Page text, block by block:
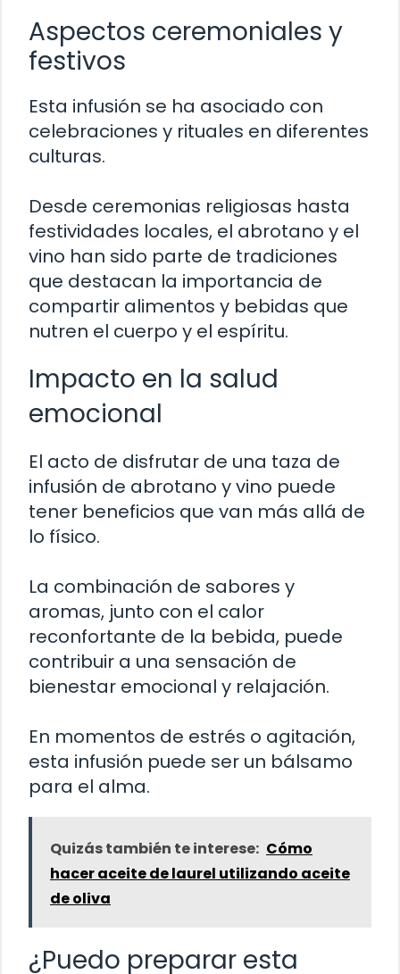
Aspectos ceremoniales y
festivos
Esta infusión se ha asociado con
celebraciones y rituales en diferentes
culturas.
Desde ceremonias religiosas hasta
festividades locales, el abrotano y el
vino han sido parte de tradiciones
que destacan la importancia de
compartir alimentos y bebidas que
nutren el cuerpo y el espíritu.
Impacto en la salud
emocional
El acto de disfrutar de una taza de
infusión de abrotano y vino puede
tener beneficios que van más allá de
lo físico.
La combinación de sabores y
aromas, junto con el calor
reconfortante de la bebida, puede
contribuir a una sensación de
bienestar emocional y relajación.
En momentos de estrés o agitación,
esta infusión puede ser un bálsamo
para el alma.
Quizás también te interese: Cómo
hacer aceite de laurel utilizando aceite
de oliva
¿Puedo preparar esta